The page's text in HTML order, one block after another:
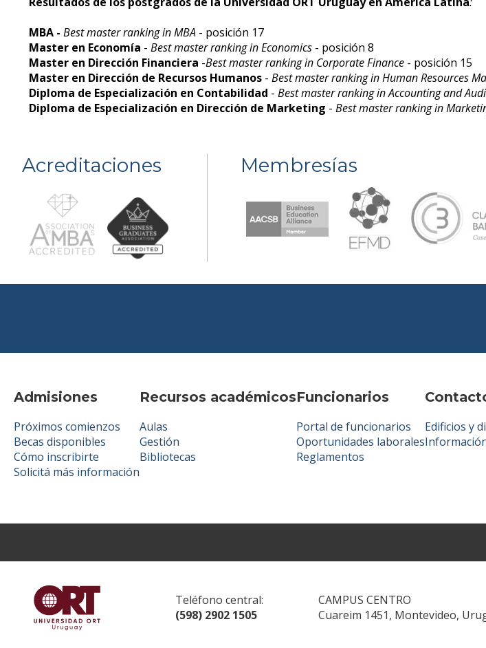
MBA - Best master ranking in MBA - posición 17
Master en Economía - Best master ranking in Economics - posición 8
Master en Dirección Financiera -Best master ranking in Corporate Finance - posición 15
Master en Dirección de Recursos Humanos - Best master ranking in Human Resources
Diploma de Especialización en Contabilidad - Best master ranking in Accounting and
Diploma de Especialización en Dirección de Marketing - Best master ranking in
Acreditaciones Membresías
Admisiones
Próximos comienzos
Becas disponibles
Cómo inscribirte
Solicitá más información
Recursos académicos
Aulas
Gestión
Bibliotecas
Funcionarios
Portal de funcionarios
Oportunidades laborales
Reglamentos
Edificios y
Teléfono central:
(598) 2902 1505
CAMPUS CENTRO
Cuareim 1451, Montevideo,